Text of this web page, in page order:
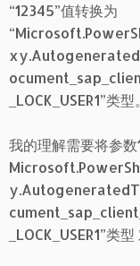
“12345”值转换为
_LOCK_USER1”类型
我的理解需要将参
_LOCK_USER1”类